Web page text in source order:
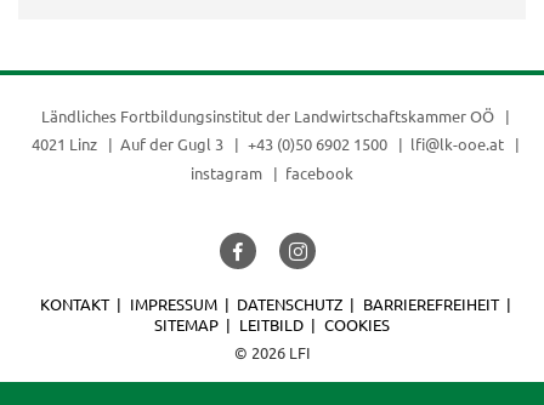
Ländliches Fortbildungsinstitut der Landwirtschaftskammer OÖ
4021 Linz
Auf der Gugl 3 +43 (0)50 6902 1500
lfi@lk-ooe.at
instagram
facebook
© 2026 LFI
KONTAKT IMPRESSUM DATENSCHUTZ
BARRIEREFREIHEIT
SITEMAP
LEITBILD COOKIES